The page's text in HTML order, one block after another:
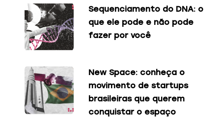
Sequenciamento do DNA: o
que ele pode e não pode
fazer por você
New Space: conheça o
movimento de startups
brasileiras que querem
conquistar o espaço